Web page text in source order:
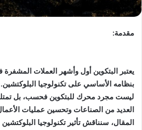
مقدمة:
يعتبر البتكوين أول وأشهر العملات المشفرة
بنظامه الأساسي على تكنولوجيا البلوكتشين.
ليست مجرد محرك للبتكوين فحسب، بل
العديد من الصناعات وتحسين عمليات
المقال، سنناقش تأثير تكنولوجيا